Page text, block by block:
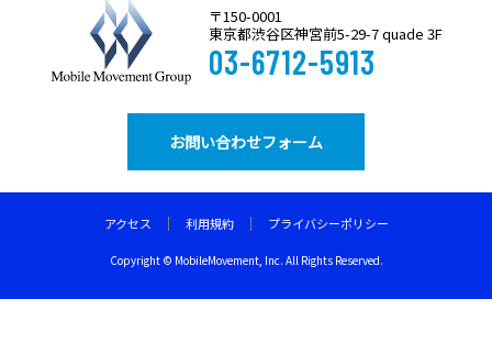
〒150-0001
東京都渋谷区神宮前5-29-7 quade 3F
03-6712-5913
お問い合わせフォーム
アクセス 利用規約 プライバシーポリシー
Copyright © MobileMovement, Inc. All Rights Reserved.